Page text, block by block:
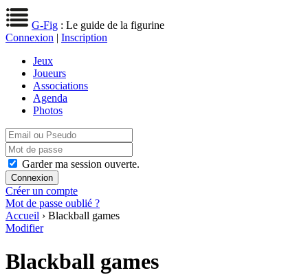
G-Fig : Le guide de la figurine
Connexion | Inscription
Jeux
Joueurs
Associations
Agenda
Photos
Garder ma session ouverte.
Créer un compte
Mot de passe oublié ?
Accueil › Blackball games
Modifier
Blackball games